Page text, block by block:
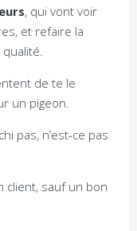
, qui vont voir
et refaire la
de te le
un pigeon.
pas, n’est-ce pas
client, sauf un bon